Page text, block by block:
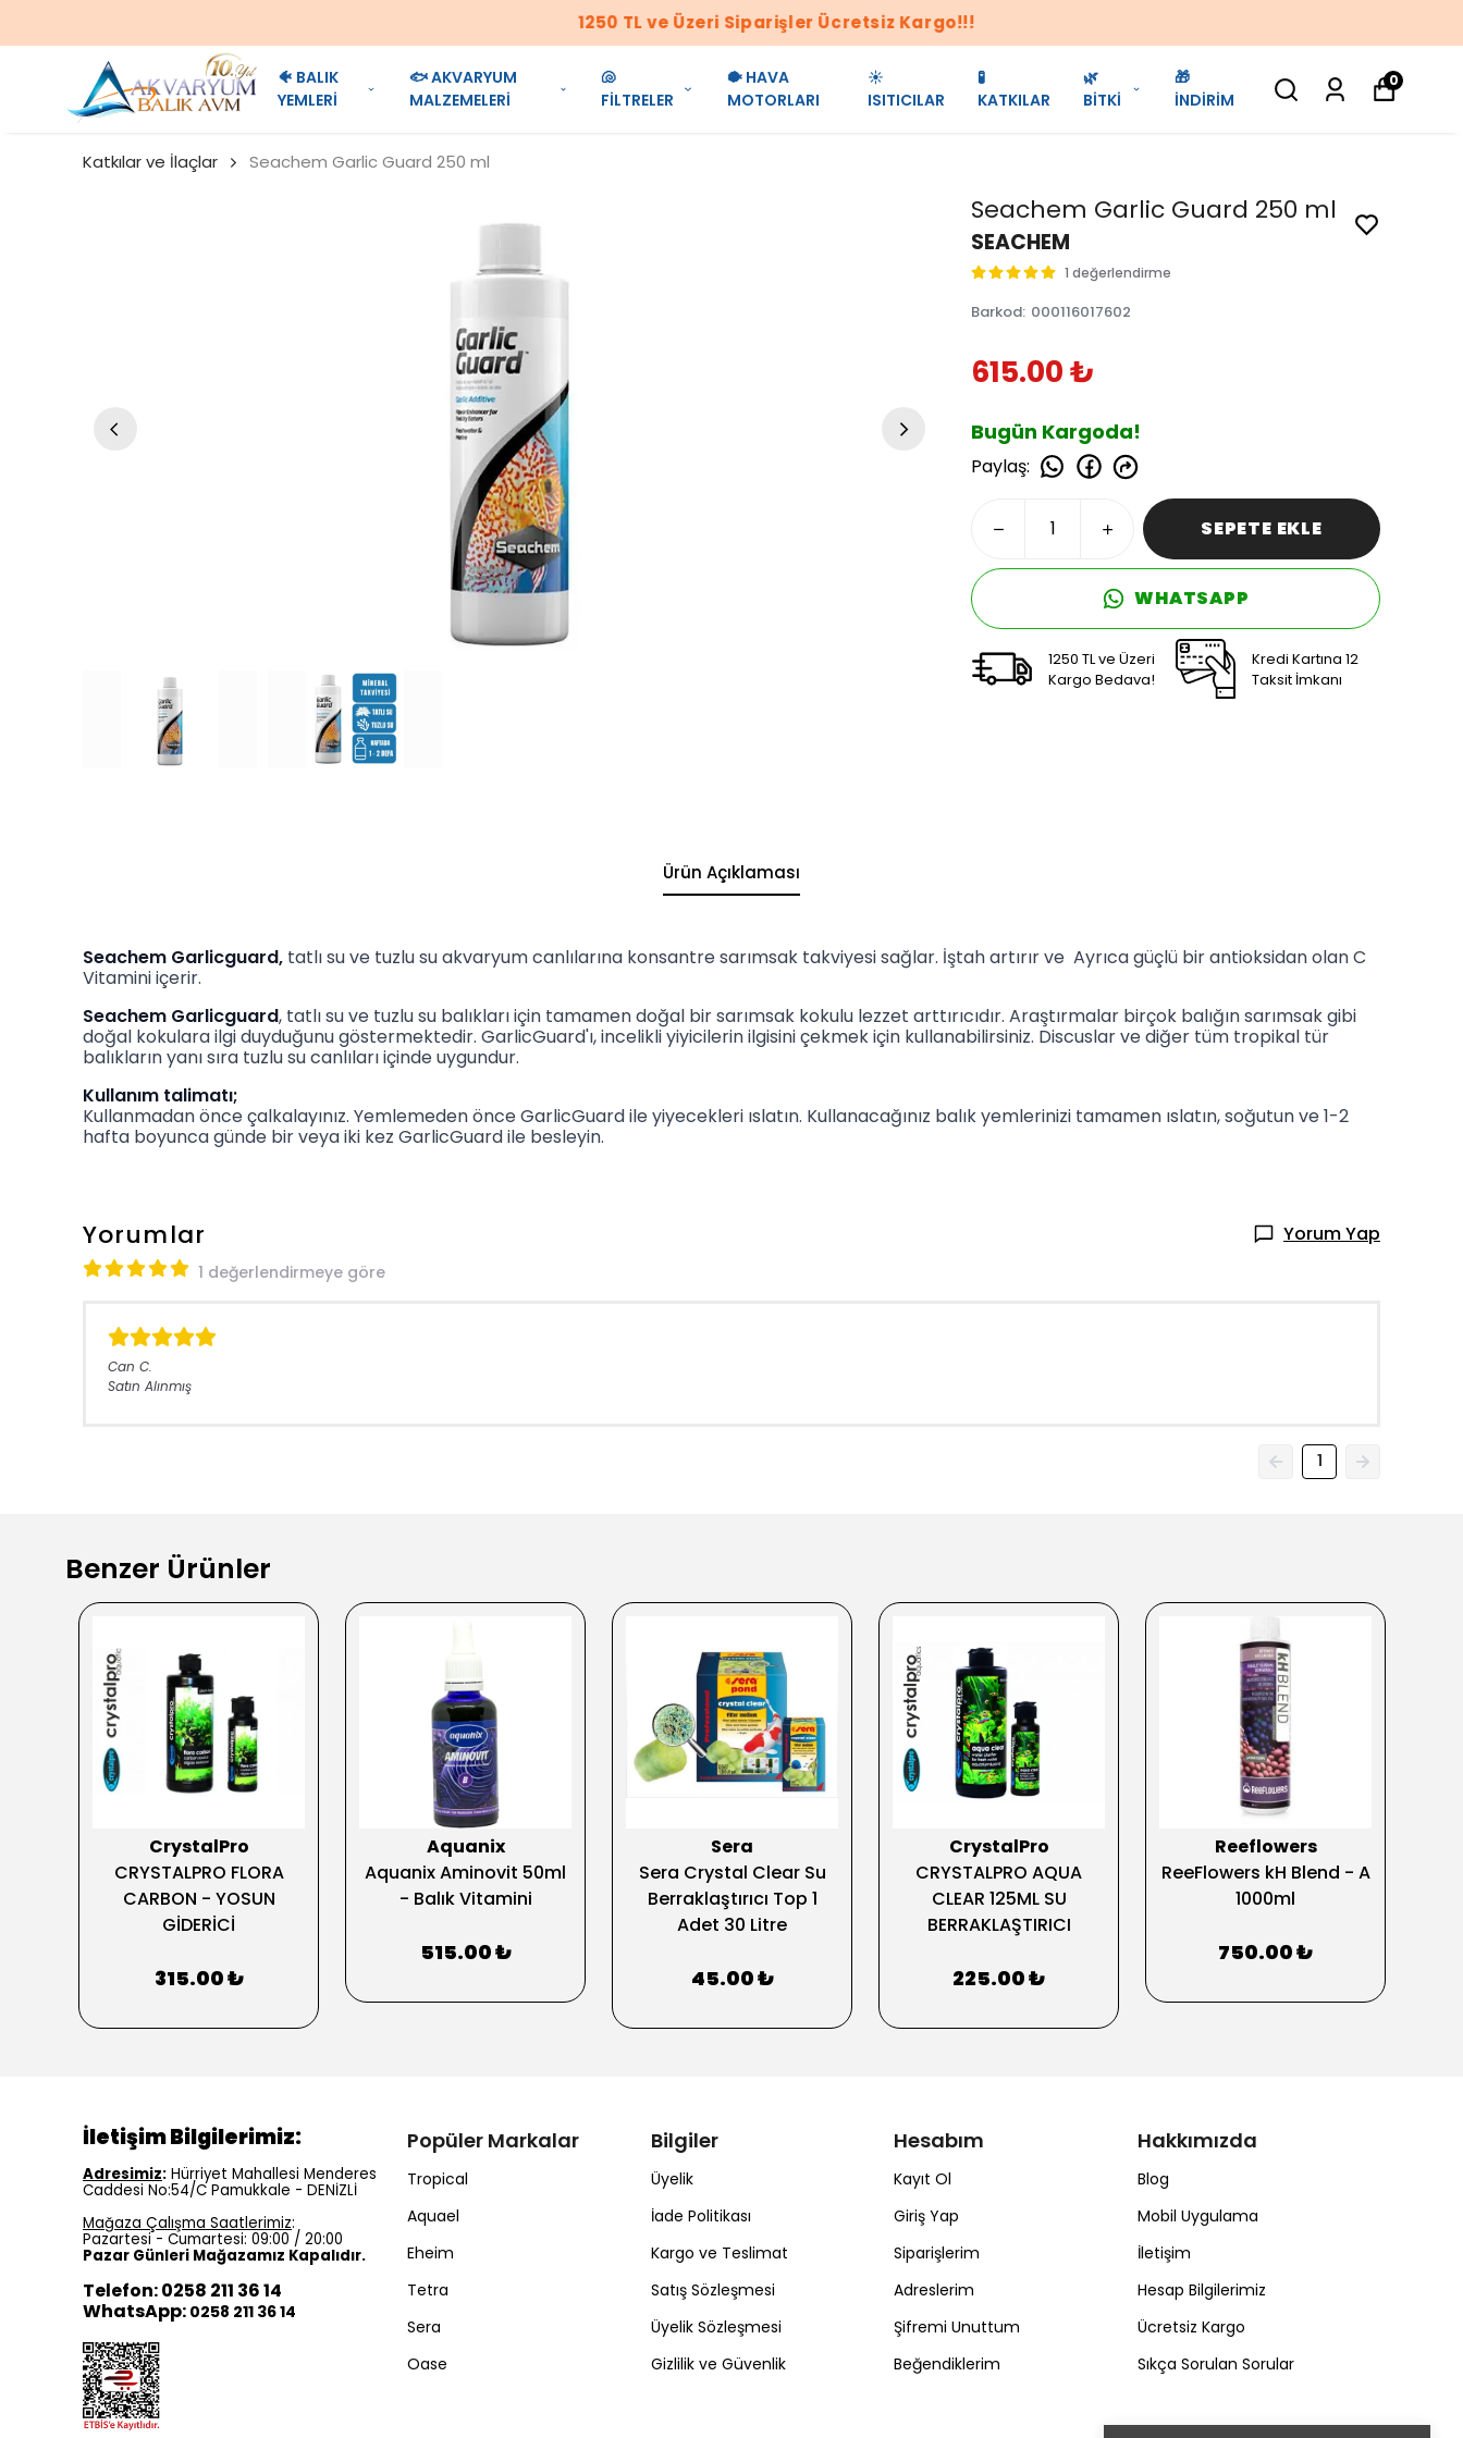
1250 TL ve Üzeri Siparişler Ücretsiz Kargo!!!
🐠 BALIK
YEMLERİ
🐟 AKVARYUM
MALZEMELERİ
🐚
FİLTRELER
🐡 HAVA
MOTORLARI
☀️
ISITICILAR
🧪
KATKILAR
🌿
BİTKİ
🎁
İNDİRİM
0
Katkılar ve İlaçlar Seachem Garlic Guard 250 ml
Seachem Garlic Guard 250 ml
SEACHEM
1 değerlendirme
Barkod: 000116017602
615.00 ₺
Bugün Kargoda!
Paylaş:
SEPETE EKLE
WHATSAPP
1250 TL ve Üzeri
Kargo Bedava!
Kredi Kartına 12
Taksit İmkanı
Ürün Açıklaması
Seachem Garlicguard, tatlı su ve tuzlu su akvaryum canlılarına konsantre sarımsak takviyesi sağlar. İştah artırır ve Ayrıca güçlü bir antioksidan olan C
Vitamini içerir.
Seachem Garlicguard, tatlı su ve tuzlu su balıkları için tamamen doğal bir sarımsak kokulu lezzet arttırıcıdır. Araştırmalar birçok balığın sarımsak gibi
doğal kokulara ilgi duyduğunu göstermektedir. GarlicGuard'ı, incelikli yiyicilerin ilgisini çekmek için kullanabilirsiniz. Discuslar ve diğer tüm tropikal tür
balıkların yanı sıra tuzlu su canlıları içinde uygundur.
Kullanım talimatı;
Kullanmadan önce çalkalayınız. Yemlemeden önce GarlicGuard ile yiyecekleri ıslatın. Kullanacağınız balık yemlerinizi tamamen ıslatın, soğutun ve 1-2
hafta boyunca günde bir veya iki kez GarlicGuard ile besleyin.
Yorumlar Yorum Yap
1 değerlendirmeye göre
Can C.
Satın Alınmış
1
Benzer Ürünler
CrystalPro
CRYSTALPRO FLORA
CARBON - YOSUN
GİDERİCİ
315.00 ₺
Aquanix
Aquanix Aminovit 50ml
- Balık Vitamini
515.00 ₺
Sera
Sera Crystal Clear Su
Berraklaştırıcı Top 1
Adet 30 Litre
45.00 ₺
CrystalPro
CRYSTALPRO AQUA
CLEAR 125ML SU
BERRAKLAŞTIRICI
225.00 ₺
Reeflowers
ReeFlowers kH Blend - A
1000ml
750.00 ₺
Popüler Markalar
Tropical
Aquael
Eheim
Tetra
Sera
Oase
Bilgiler
Üyelik
İade Politikası
Kargo ve Teslimat
Satış Sözleşmesi
Üyelik Sözleşmesi
Gizlilik ve Güvenlik
Hesabım
Kayıt Ol
Giriş Yap
Siparişlerim
Adreslerim
Şifremi Unuttum
Beğendiklerim
Hakkımızda
Blog
Mobil Uygulama
İletişim
Hesap Bilgilerimiz
Ücretsiz Kargo
Sıkça Sorulan Sorular
İletişim Bilgilerimiz:
Adresimiz: Hürriyet Mahallesi Menderes
Caddesi No:54/C Pamukkale - DENİZLİ
Mağaza Çalışma Saatlerimiz:
Pazartesi - Cumartesi: 09:00 / 20:00
Pazar Günleri Mağazamız Kapalıdır.
Telefon: 0258 211 36 14
WhatsApp: 0258 211 36 14